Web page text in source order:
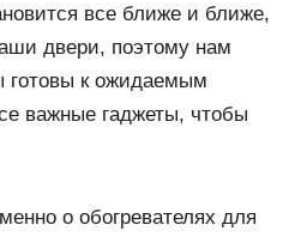
все ближе и ближе,
двери, поэтому нам
готовы к ожидаемым
важные гаджеты, чтобы
о обогревателях для